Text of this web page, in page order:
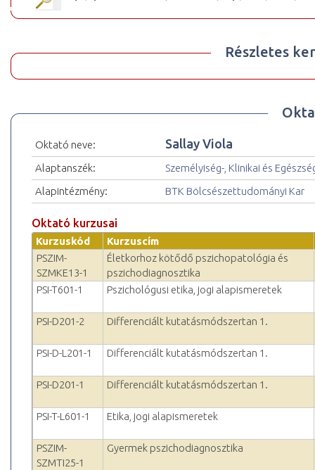
Részletes
Oktató neve: Sallay Viola
Alaptanszék:
Személyiség-, Klinikai és
Alapintézmény:
BTK Bölcsészettudományi Kar
Oktató kurzusai
Kurzuskód
Kurzuscím
PSZIM-
SZMKE13-1
Életkorhoz kötődő pszichopatológia és
pszichodiagnosztika
PSI-T601-1
Pszichológusi etika, jogi alapismeretek
PSI-D201-2 Differenciált kutatásmódszertan 1.
PSI-D-L201-1 Differenciált kutatásmódszertan 1.
PSI-D201-1 Differenciált kutatásmódszertan 1.
PSI-T-L601-1 Etika, jogi alapismeretek
PSZIM-
SZMTI25-1
Gyermek pszichodiagnosztika